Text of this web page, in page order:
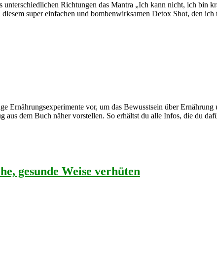
unterschiedlichen Richtungen das Mantra „Ich kann nicht, ich bin
super einfachen und bombenwirksamen Detox Shot, den
Ernährungsexperimente vor, um das Bewusstsein über
dem Buch näher vorstellen. So erhältst du alle Infos, die du
gesunde Weise verhüten